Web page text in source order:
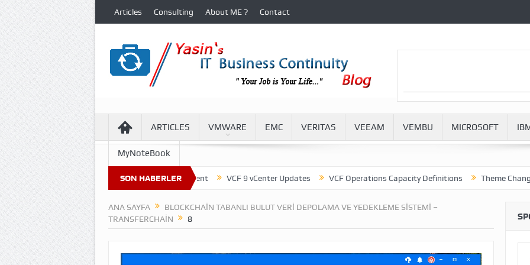
Articles Consulting About ME ? Contact
ARTICLES VMWARE EMC VERITAS VEEAM VEMBU MICROSOFT
MyNoteBook
SON HABERLER
of Virtual Machine Files in VCF 9 Environment VCF 9 vCenter Updates VCF Operations Capacity Definitions Theme Change in
ANA SAYFA
BLOCKCHAIN TABANLI BULUT VERI DEPOLAMA VE YEDEKLEME SISTEMI –
TRANSFERCHAIN
8